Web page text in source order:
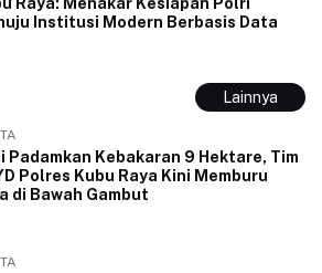
Institusi Modern Berbasis Data
Lainnya
Padamkan Kebakaran 9 Hektare, Tim
Polres Kubu Raya Kini Memburu
di Bawah Gambut